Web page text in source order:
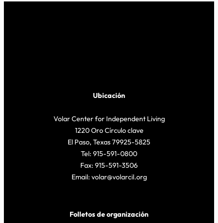
Ubicación
Volar Center for Independent Living
1220 Oro Círculo clave
El Paso, Texas 79925-5825
Tel: 915-591-0800
Fax: 915-591-3506
Email: volar@volarcil.org
Folletos de organización